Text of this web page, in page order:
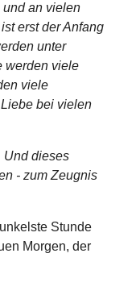
an vielen
erst der Anfang
unter
werden viele
viele
bei vielen
Und dieses
- zum Zeugnis
Stunde
Morgen, der